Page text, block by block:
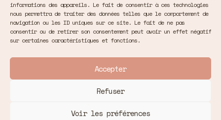
informations des appareils. Le fait de consentir à ces technologies
nous permettra de traiter des données telles que le comportement de
navigation ou les ID uniques sur ce site. Le fait de ne pas
consentir ou de retirer son consentement peut avoir un effet négatif
sur certaines caractéristiques et fonctions.
Accepter
Refuser
Voir les préférences
revenez bientôt !